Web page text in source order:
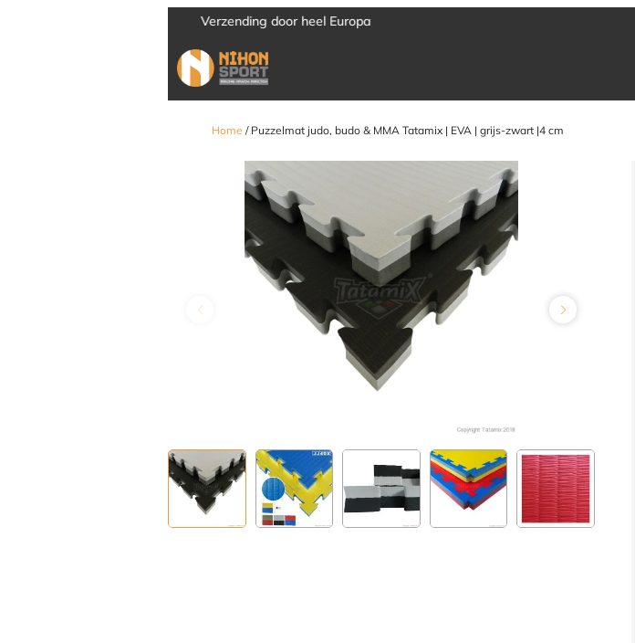
Verzending door heel Europa
Home / Puzzelmat judo, budo & MMA Tatamix | EVA | grijs-zwart |4 cm